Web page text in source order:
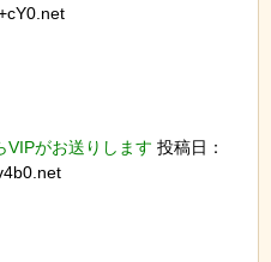
VIPがお送りします 投稿日：